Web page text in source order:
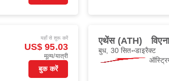
यहाँ से शुरू करें
US$ 95.03
मूल्य/यात्री
बुक करें
एथेंस (ATH)
बुध, 30 सित॰डाइरैक्ट